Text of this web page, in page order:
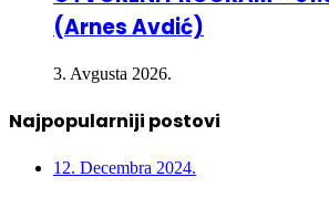
(Arnes Avdić)
3. Avgusta 2026.
Najpopularniji postovi
12. Decembra 2024.